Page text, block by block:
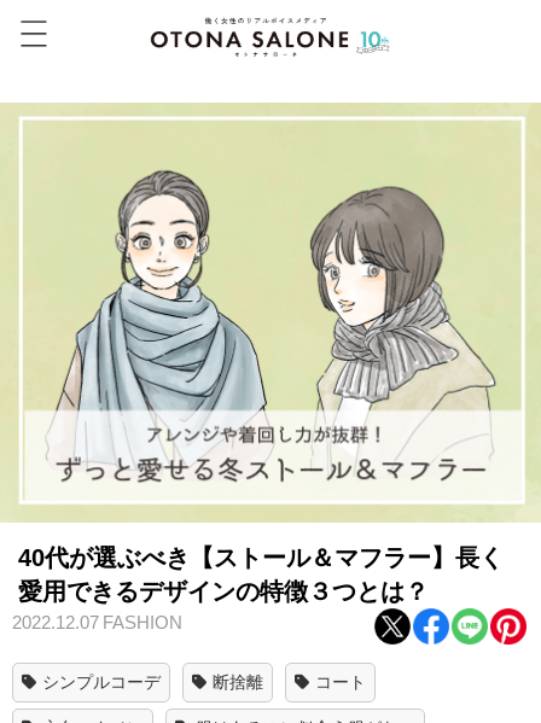
40代が選ぶべき【ストール＆マフラー】長く
愛用できるデザインの特徴３つとは？
2022.12.07 FASHION
シンプルコーデ 断捨離 コート